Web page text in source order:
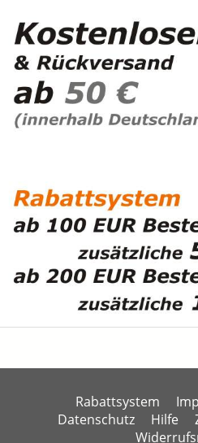
Rabattsystem
Datenschutz
Hilfe